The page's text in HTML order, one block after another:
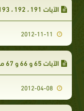
الآيات 191 ، 192 ، 193 ، 194 من سورة البقرة
الآيات 65 و 66 و 67 من سورة البقرة